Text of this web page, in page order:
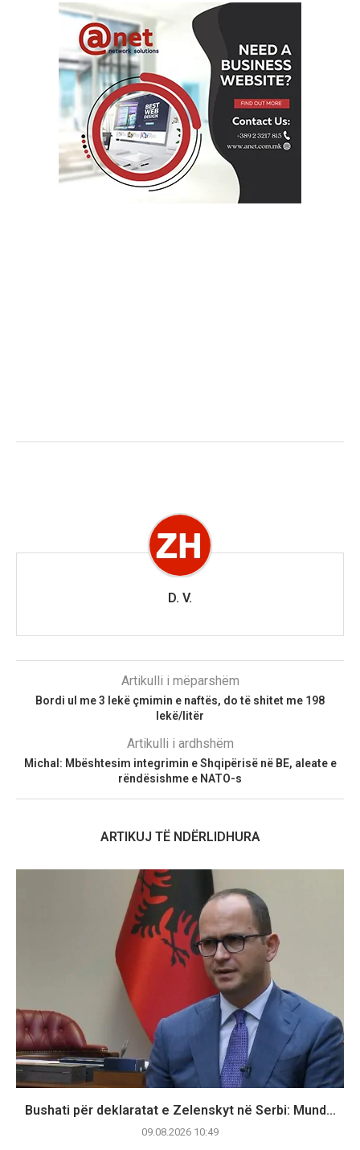
D. V.
Artikulli i mëparshëm
Bordi ul me 3 lekë çmimin e naftës, do të shitet me 198
lekë/litër
Artikulli i ardhshëm
Michal: Mbështesim integrimin e Shqipërisë në BE, aleate e
rëndësishme e NATO-s
ARTIKUJ TË NDËRLIDHURA
Bushati për deklaratat e Zelenskyt në Serbi: Mund...
09.08.2026 10:49